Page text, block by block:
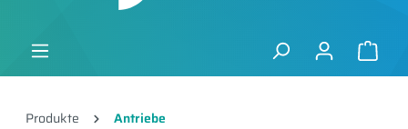
Produkte Antriebe